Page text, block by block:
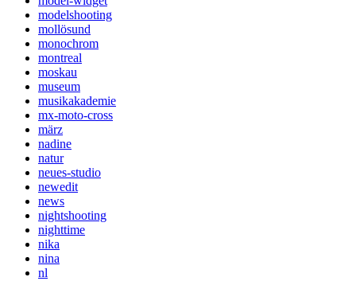
modelshooting
mollösund
monochrom
montreal
moskau
museum
musikakademie
mx-moto-cross
märz
nadine
natur
neues-studio
newedit
news
nightshooting
nighttime
nika
nina
nl